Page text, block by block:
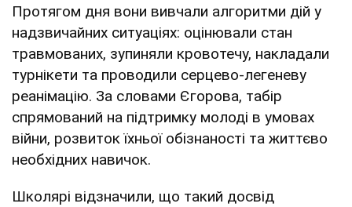
Протягом дня вони вивчали алгоритми дій у
надзвичайних ситуаціях: оцінювали стан
травмованих, зупиняли кровотечу, накладали
турнікети та проводили серцево-легеневу
реанімацію. За словами Єгорова, табір
спрямований на підтримку молоді в умовах
війни, розвиток їхньої обізнаності та життєво
необхідних навичок.
Школярі відзначили, що такий досвід